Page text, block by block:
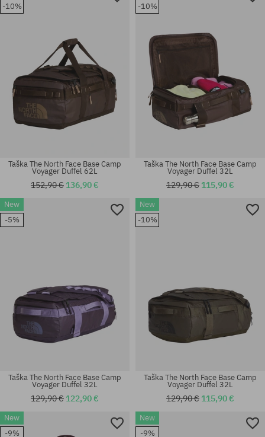
univerzálna veľkosť univerzálna veľkosť
univerzálna veľkosť univerzálna veľkosť
-10%
Taška The North Face Base Camp
Voyager Duffel 62L
152,90 € 136,90 €
-10%
Taška The North Face Base Camp
Voyager Duffel 32L
129,90 € 115,90 €
New
-5%
Taška The North Face Base Camp
Voyager Duffel 32L
129,90 € 122,90 €
New
-10%
Taška The North Face Base Camp
Voyager Duffel 32L
129,90 € 115,90 €
New
-9%
New
-9%